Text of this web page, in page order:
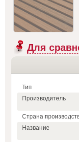
Для
Тип
Производитель
Страна
Название